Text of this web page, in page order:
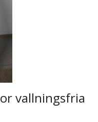
vallningsfria